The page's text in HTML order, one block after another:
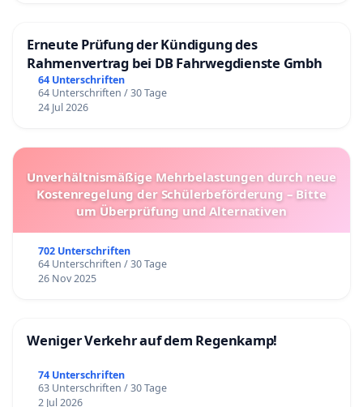
verlängert und das erscheint uns grob
wettbewerbsverzerrend und unfair. Einige
Mannschaften haben keine Möglichkeit mehr, in
ist die Saison sportlich gelaufen bei möglicherweise
nachlassender Motivation und Leistungsstärke.
TOP 5: Gültig für alle Ligen: Ein geregelter
Trainingsbetrieb war und ist aufgrund von
ständiger Quarantänen und Krankheit spätestens
gar nicht möglich gewesen. Das Verletzungsrisiko
Ausfallzeiten. Spiele wurden immer wieder
abgesagt, Teams traten sogar aufgrund der Lage
Erneute Prüfung der Kündigung des
Rahmenvertrag bei DB Fahrwegdienste Gmbh
64 Unterschriften
64 Unterschriften / 30 Tage
24 Jul 2026
Unverhältnismäßige Mehrbelastungen durch neue
Kostenregelung der Schülerbeförderung – Bitte
um Überprüfung und Alternativen
702 Unterschriften
64 Unterschriften / 30 Tage
26 Nov 2025
Weniger Verkehr auf dem Regenkamp!
74 Unterschriften
63 Unterschriften / 30 Tage
2 Jul 2026